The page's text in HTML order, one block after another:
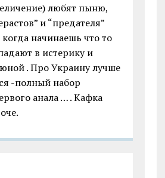
любят пыню,
и “предателя”
начинаешь что то
в истерику и
. Про Украину лучше
-полный набор
анала … . Кафка